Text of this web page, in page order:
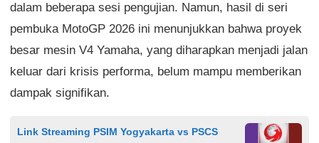
dalam beberapa sesi pengujian. Namun, hasil di seri
pembuka MotoGP 2026 ini menunjukkan bahwa proyek
besar mesin V4 Yamaha, yang diharapkan menjadi jalan
keluar dari krisis performa, belum mampu memberikan
dampak signifikan.
Link Streaming PSIM Yogyakarta vs PSCS